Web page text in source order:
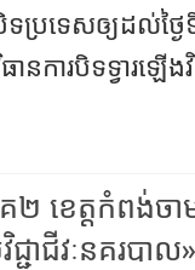
ប្រទេសឲ្យដល់ថ្ងៃ
ានការបិទទ្វារឡ
េត្តកំពង់ចាម
ជាជីវៈនគរប